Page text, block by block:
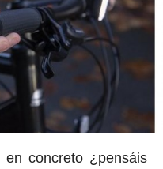
concreto ¿pensáis